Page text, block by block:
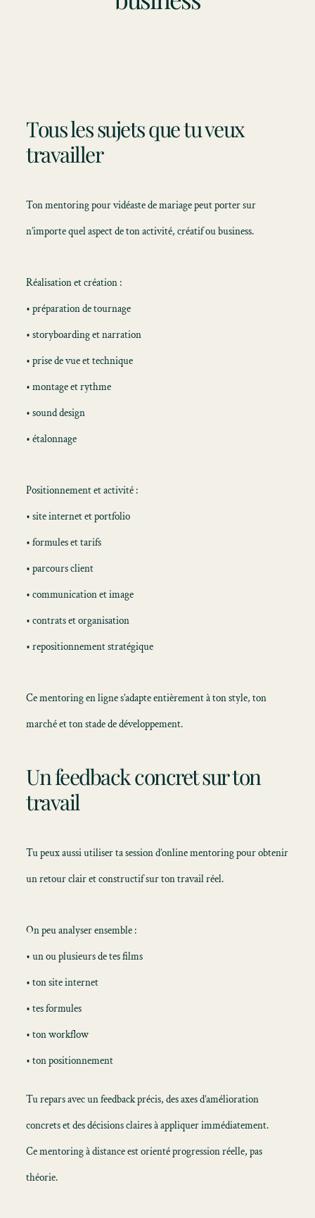
Tous les sujets que tu veux
travailler
Ton mentoring pour vidéaste de mariage peut porter sur
n’importe quel aspect de ton activité, créatif ou business.
Réalisation et création :
• préparation de tournage
• storyboarding et narration
• prise de vue et technique
• montage et rythme
• sound design
• étalonnage
Positionnement et activité :
• site internet et portfolio
• formules et tarifs
• parcours client
• communication et image
• contrats et organisation
• repositionnement stratégique
Ce mentoring en ligne s’adapte entièrement à ton style, ton
marché et ton stade de développement.
Un feedback concret sur ton
travail
Tu peux aussi utiliser ta session d’online mentoring pour obtenir
un retour clair et constructif sur ton travail réel.
On peu analyser ensemble :
• un ou plusieurs de tes films
• ton site internet
• tes formules
• ton workflow
• ton positionnement
Tu repars avec un feedback précis, des axes d’amélioration
concrets et des décisions claires à appliquer immédiatement.
Ce mentoring à distance est orienté progression réelle, pas
théorie.